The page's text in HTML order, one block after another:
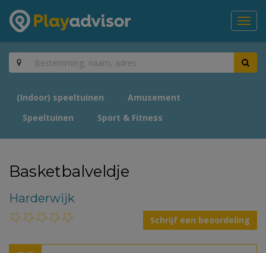
(Indoor) speeltuinen
Amusement
Speeltuinen
Sport & Fitness
Basketbalveldje
Harderwijk
Schrijf een beoordeling